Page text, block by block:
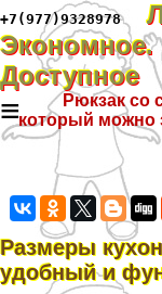
+7(977)9328978
Экономное.
≡
Рюкзак со
который можно
Размеры
удобный и